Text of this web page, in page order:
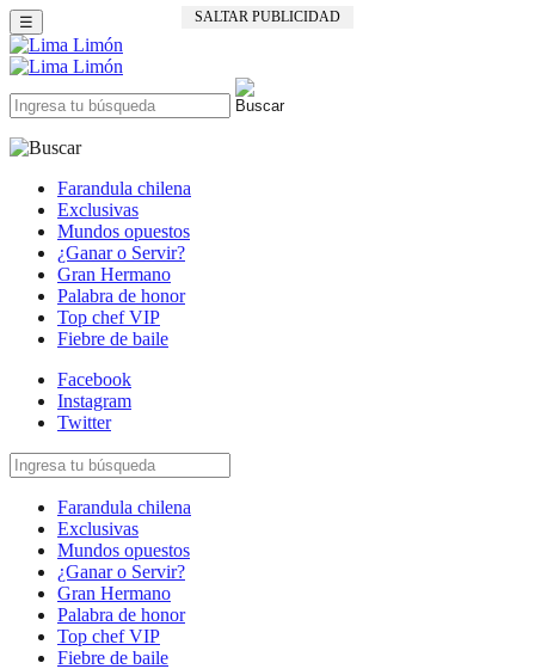
SALTAR PUBLICIDAD
☰
Farandula chilena
Exclusivas
Mundos opuestos
¿Ganar o Servir?
Gran Hermano
Palabra de honor
Top chef VIP
Fiebre de baile
Facebook
Instagram
Twitter
Farandula chilena
Exclusivas
Mundos opuestos
¿Ganar o Servir?
Gran Hermano
Palabra de honor
Top chef VIP
Fiebre de baile